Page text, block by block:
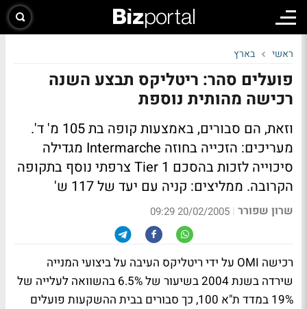
ראשי בארץ
פועלים סהר: ריטליקס תבצע השנה
רכישה מהותית נוספת
וזאת, הם סבורים, באמצעות קופה בת 105 מ' ד'.
מעריכים: הזכייה בחוזה Intermarche מגדילה
סיכוייה לזכות בהסכם Tier 1 צרפתי נוסף בתקופה
הקרובה. ממליצים: קניה עם יעד של 117 ש'
שרון שפורר |
20/02/2005 09:29
רכישה OMI על ידי ריטליקס העיבה על ביצועי המנייה
שירדה בשנת 2004 בשיעור של 6.5% בהשוואה לעלייה של
19% במדד ת"א 100, כך סבורים בבית ההשקעות פועלים